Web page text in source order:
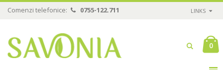
Comenzi telefonice: 0755-122.711 LINKS
0